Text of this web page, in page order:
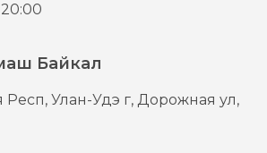
Байкал
Респ, Улан-Удэ г,Дорожная ул,